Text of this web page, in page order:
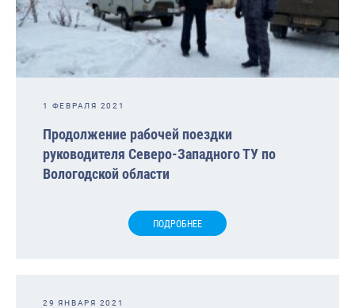
1 ФЕВРАЛЯ 2021
Продолжение рабочей поездки
руководителя Северо-Западного ТУ по
Вологодской области
ПОДРОБНЕЕ
29 ЯНВАРЯ 2021